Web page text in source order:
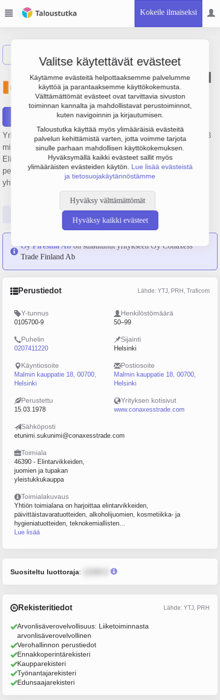
Kokeile ilmaiseksi
Valitse käytettävät evästeet
Käytämme evästeitä helpottaaksemme palvelumme
käyttöä ja parantaaksemme käyttökokemusta.
Välttämättömät evästeet ovat tarvittavia sivuston
toiminnan kannalta ja mahdollistavat perustoiminnot,
kuten navigoinnin ja kirjautumisen.
Taloustutka käyttää myös ylimääräisiä evästeitä
palvelun kehittämistä varten, jotta voimme tarjota
sinulle parhaan mahdollisen käyttökokemuksen.
Hyväksymällä kaikki evästeet sallit myös
ylimääräisten evästeiden käytön. Lue lisää evästeistä
ja tietosuojakäytännöstämme
Hyväksy välttämättömät
Hyväksy kaikki evästeet
Oy Conaxess Trade Finland
Ab
Yrityksen Oy Conaxess Trade Finland Ab liikevaihto on 61.3
milj. € ja tulos 868 000 €. Sen päätoimiala on
Elintarvikkeiden, juomien ja tupakan yleistukkukauppa,
perustamisvuosi 1978 ja sijainti Helsinki. Yrityksen
yhtiömuoto Osakeyhtiö (OY).
Päättäjätiedot
Oy Piresma Abon sulautunut yritykseen Oy Conaxess
Trade Finland Ab
Perustiedot Lähde: YTJ, PRH, Traficom
Y-tunnus
0105700-9
Henkilöstömäärä
50–99
Puhelin
0207411220
Sijainti
Helsinki
Käyntiosoite
Malmin kauppatie 18, 00700,
Helsinki
Postiosoite
Malmin kauppatie 18, 00700,
Helsinki
Perustettu
15.03.1978
Yrityksen kotisivut
www.conaxesstrade.com
Sähköposti
etunimi.sukunimi@conaxesstrade.com
Toimiala
46390 - Elintarvikkeiden,
juomien ja tupakan
yleistukkukauppa
Toimialakuvaus
Yhtiön toimialana on harjoittaa elintarvikkeiden,
päivittäistavaratuotteiden, alkoholijuomien, kosmetiikka- ja
hygieniatuotteiden, teknokemiallisten...
Lue lisää
Suositeltu luottoraja:
Rekisteritiedot Lähde: YTJ, PRH
Arvonlisäverovelvollisuus: Liiketoiminnasta
arvonlisäverovelvollinen
Verohallinnon perustiedot
Ennakkoperintärekisteri
Kaupparekisteri
Työnantajarekisteri
Edunsaajarekisteri